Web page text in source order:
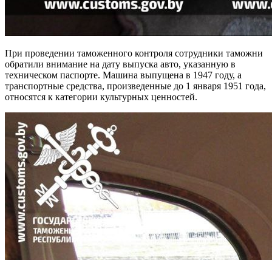
При проведении таможенного контроля сотрудники таможни
обратили внимание на дату выпуска авто, указанную в
техническом паспорте. Машина выпущена в 1947 году, а
транспортные средства, произведенные до 1 января 1951 года,
относятся к категории культурных ценностей.